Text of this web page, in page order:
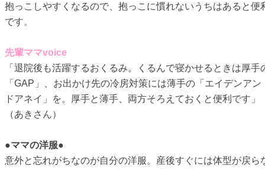
抱っこしやすくなるので、抱っこに慣れないうちはあると便
です。
先輩ママvoice
「退院後も活躍するおくるみ。くるんで寝かせるときは厚手
「GAP」、お出かけ先の冷房対策には薄手の「エイデンアン
ドアネイ」を。厚手と薄手、両方そろえておくと便利です」
（あきさん）
●ママの洋服●
意外と忘れがちなのが自分の洋服。産後すぐには体型が戻ら